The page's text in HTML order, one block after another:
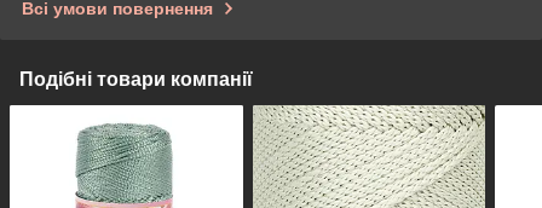
Всі умови повернення
Подібні товари компанії